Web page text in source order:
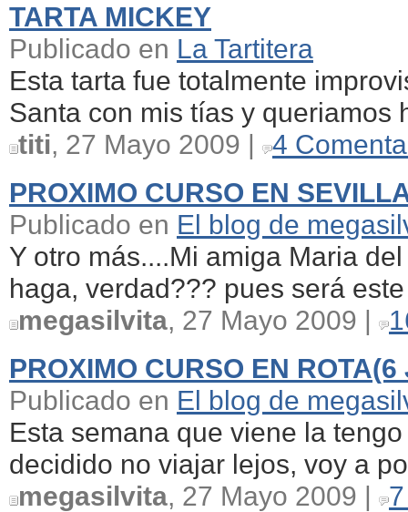
TARTA MICKEY
Publicado en La Tartitera
Esta tarta fue totalmente
Santa con mis tías y queriamos
titi, 27 Mayo 2009 |
4
PROXIMO CURSO EN
Publicado en El blog de
Y otro más....Mi amiga Maria
haga, verdad??? pues será
megasilvita, 27 Mayo 2009 |
PROXIMO CURSO EN ROTA(6
Publicado en El blog de
Esta semana que viene la
decidido no viajar lejos, voy a
megasilvita, 27 Mayo 2009 |